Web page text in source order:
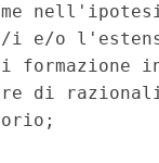
i e/o
formazione
di